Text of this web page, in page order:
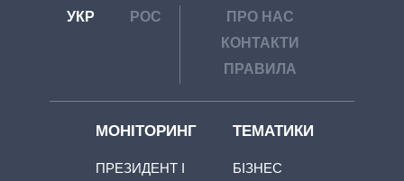
УКР РОС
ПРО НАС
КОНТАКТИ
ПРАВИЛА
МОНІТОРИНГ
ПРЕЗИДЕНТ І
ТЕМАТИКИ
БІЗНЕС